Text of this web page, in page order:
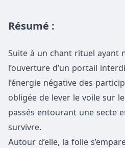
Résumé :
Suite à un chant rituel ayant
l’ouverture d’un portail
l’énergie négative des
obligée de lever le voile sur
passés entourant une secte
survivre.
Autour d’elle, la folie